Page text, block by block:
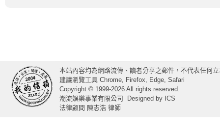
本站內容均為網路流傳、讀者分享之郵件，不代表任何
建議瀏覽工具 Chrome, Firefox, Edge, Safari
Copyright © 1999-2026 All rights reserved.
潮流娛樂事業有限公司
Designed by ICS
法律顧問 陳志浩 律師